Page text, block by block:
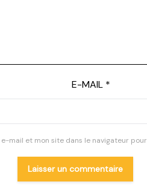
E-MAIL *
mail et mon site dans le navigateur